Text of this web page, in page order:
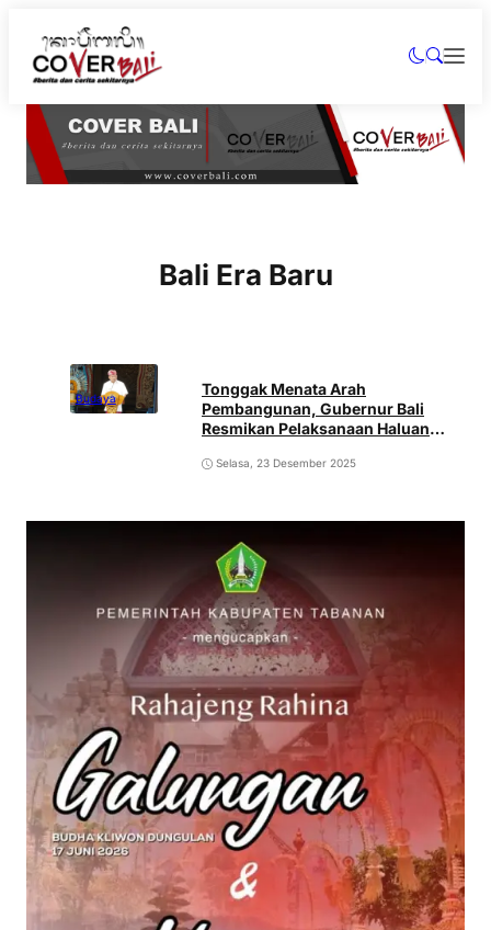
Bali Era Baru
Budaya
Tonggak Menata Arah
Pembangunan, Gubernur Bali
Resmikan Pelaksanaan Haluan
Baru
Selasa, 23 Desember 2025